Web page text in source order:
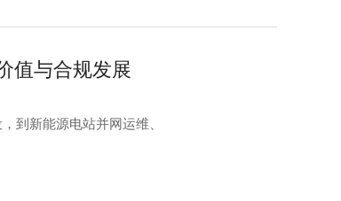
值与合规发展
到新能源电站并网运维、